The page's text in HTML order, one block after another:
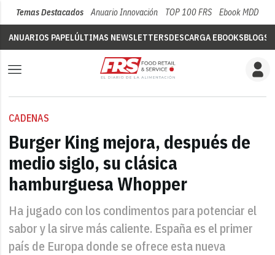
Temas Destacados Anuario Innovación TOP 100 FRS Ebook MDD
ANUARIOS PAPELÚLTIMAS NEWSLETTERSDESCARGA EBOOKSBLOGS
CADENAS
Burger King mejora, después de
medio siglo, su clásica
hamburguesa Whopper
Ha jugado con los condimentos para potenciar el
sabor y la sirve más caliente. España es el primer
país de Europa donde se ofrece esta nueva